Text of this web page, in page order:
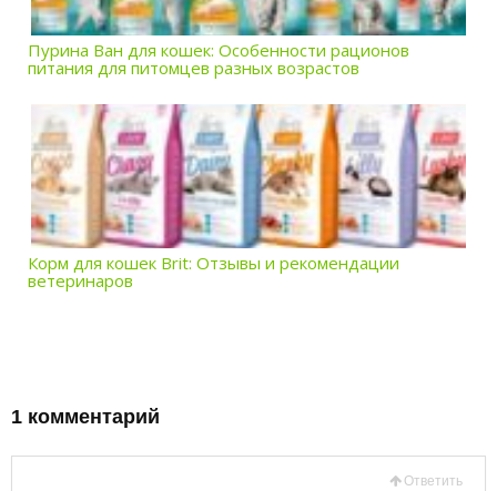
Пурина Ван для кошек: Особенности рационов
питания для питомцев разных возрастов
Корм для кошек Brit: Отзывы и рекомендации
ветеринаров
1 комментарий
Ответить